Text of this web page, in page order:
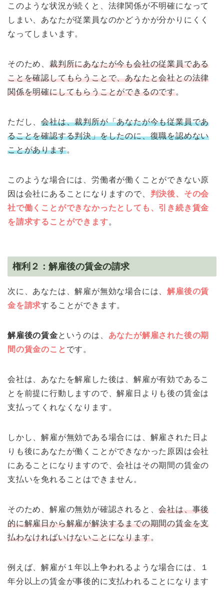
このような状況が続くと、法律関係が不明確になって
しまい、あなたが従業員なのかどうかが分かりにくく
なってしまいます。
そのため、 裁判所にあなたが今も会社の従業員である
ことを確認してもらうことで、あなたと会社との法律
関係を明確にしてもらうことができるのです。
ただし、会社は、裁判所が「あなたが今も従業員であ
ることを確認する判決」をしたのに、復職を認めない
ことがあります。
このような場合には、労働者が働くことができない原
因は会社にあることになりますので、 判決後、その会
社で働くことができなかったとしても、引き続き賃金
を請求することができます。
権利２：解雇後の賃金の請求
次に、あなたは、解雇が無効な場合には、解雇後の賃
金を請求することができます。
解雇後の賃金というのは、 あなたが解雇された後の期
間の賃金のこと です。
会社は、あなたを解雇した後は、解雇が有効であるこ
とを前提に行動しますので、解雇日よりも後の賃金は
支払ってくれなくなります。
しかし、解雇が無効である場合には、解雇された日よ
りも後にあなたが働くことができなかった原因は会社
にあることになりますので、会社はその期間の賃金の
支払いを免れることはできません。
そのため、解雇の無効が確認されると、会社は、事後
的に解雇日から解雇が解決するまでの期間の賃金を支
払わなければいけないことになります。
例えば、解雇が１年以上争われるような場合には、１
年分以上の賃金が事後的に支払われることになります